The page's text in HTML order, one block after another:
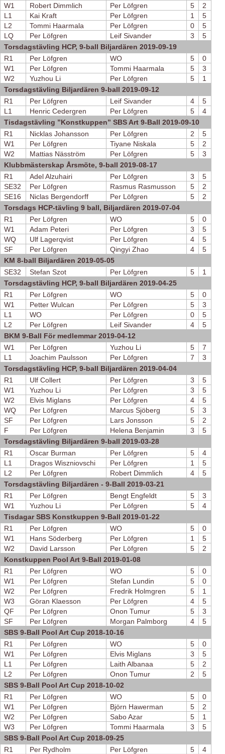
W1 Robert Dimmlich Per Löfgren 5
2
L1
Kai Kraft Per Löfgren 1
5
L2
Tommi Haarmala Per Löfgren 0
5
LQ
Per Löfgren Leif Sivander 3
5
Torsdagstävling HCP, 9-ball Biljardären 2019-09-19
R1
Per Löfgren WO 5
0
W1
Per Löfgren Tommi Haarmala 5
3
W2
Yuzhou Li Per Löfgren 5
1
Torsdagstävling Biljardären 9-ball 2019-09-12
R1
Per Löfgren Leif Sivander 4
5
L1
Henric Cedergren Per Löfgren 5
4
Tisdagstävling ”Konstkuppen” SBS Art 9-Ball 2019-09-10
R1
Nicklas Johansson Per Löfgren 2
5
W1
Per Löfgren Tiyane Niskala 5
2
W2
Mattias Näsström Per Löfgren 5
3
Klubbmästerskap Årsmöte, 9-ball 2019-08-17
R1
Adel Alzuhairi Per Löfgren 3
5
SE32
Per Löfgren Rasmus Rasmusson 5
2
SE16
Niclas Bergendorff Per Löfgren 5
2
Torsdags HCP-tävling 9 ball, Biljardären 2019-07-04
R1
Per Löfgren WO 5
0
W1
Adam Peteri Per Löfgren 3
5
WQ
Ulf Lagerqvist Per Löfgren 4
5
SF
Per Löfgren Qingyi Zhao 4
5
KM 8-ball Biljardären 2019-05-05
SE32
Stefan Szot Per Löfgren 5
1
Torsdagstävling HCP, 9-ball Biljardären 2019-04-25
R1
Per Löfgren WO 5
0
W1
Petter Wulcan Per Löfgren 5
3
L1
WO Per Löfgren 0
5
L2
Per Löfgren Leif Sivander 4
5
BKM 9-Ball För medlemmar 2019-04-12
W1
Per Löfgren Yuzhou Li 5
7
L1
Joachim Paulsson Per Löfgren 7
3
Torsdagstävling HCP, 9-ball Biljardären 2019-04-04
R1
Ulf Collert Per Löfgren 3
5
W1
Yuzhou Li Per Löfgren 3
5
W2
Elvis Miglans Per Löfgren 4
5
WQ
Per Löfgren Marcus Sjöberg 5
3
SF
Per Löfgren Lars Jonsson 5
2
F
Per Löfgren Helena Benjamin 3
5
Torsdagstävling Biljardären 9-ball 2019-03-28
R1
Oscar Burman Per Löfgren 5
4
L1
Dragos Wiszniovschi Per Löfgren 1
5
L2
Per Löfgren Robert Dimmlich 4
5
Torsdagstävling Biljardären - 9-Ball 2019-03-21
R1
Per Löfgren Bengt Engfeldt 5
3
W1
Yuzhou Li Per Löfgren 5
4
Tisdagar SBS Konstkuppen 9-Ball 2019-01-22
R1
Per Löfgren WO 5
0
W1
Hans Söderberg Per Löfgren 1
5
W2
David Larsson Per Löfgren 5
2
Konstkuppen Pool Art 9-Ball 2019-01-08
R1
Per Löfgren WO 5
0
W1
Per Löfgren Stefan Lundin 5
0
W2
Per Löfgren Fredrik Holmgren 5
1
W3
Göran Klaesson Per Löfgren 4
5
QF
Per Löfgren Onon Tumur 5
3
SF
Per Löfgren Morgan Palmborg 4
5
SBS 9-Ball Pool Art Cup 2018-10-16
R1
Per Löfgren WO 5
0
W1
Per Löfgren Elvis Miglans 3
5
L1
Per Löfgren Laith Albanaa 5
2
L2
Per Löfgren Onon Tumur 2
5
SBS 9-Ball Pool Art Cup 2018-10-02
R1
Per Löfgren WO 5
0
W1
Per Löfgren Björn Hawerman 5
2
W2
Per Löfgren Sabo Azar 5
1
W3
Per Löfgren Tommi Haarmala 3
5
SBS 9-Ball Pool Art Cup 2018-09-25
R1
Per Rydholm Per Löfgren 5
4